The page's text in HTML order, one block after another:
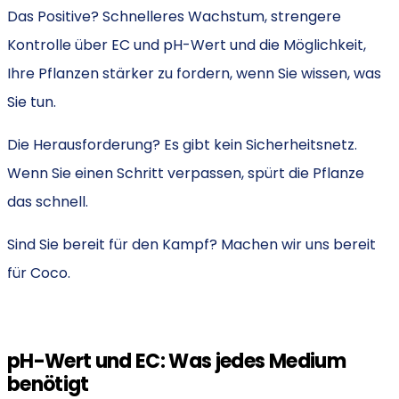
Das Positive? Schnelleres Wachstum, strengere
Kontrolle über EC und pH-Wert und die Möglichkeit,
Ihre Pflanzen stärker zu fordern, wenn Sie wissen, was
Sie tun.
Die Herausforderung? Es gibt kein Sicherheitsnetz.
Wenn Sie einen Schritt verpassen, spürt die Pflanze
das schnell.
Sind Sie bereit für den Kampf? Machen wir uns bereit
für Coco.
pH-Wert und EC: Was jedes Medium
benötigt